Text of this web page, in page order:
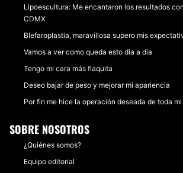
Lipoescultura: Me encantaron los resultados
CDMX
Blefaroplastia, maravillosa supero mis
Vamos a ver como queda esto dia a dia
Tengo mi cara más flaquita
Deseo bajar de peso y mejorar mi apariencia
Por fin me hice la operación deseada de toda
SOBRE NOSOTROS
¿Quiénes somos?
Equipo editorial